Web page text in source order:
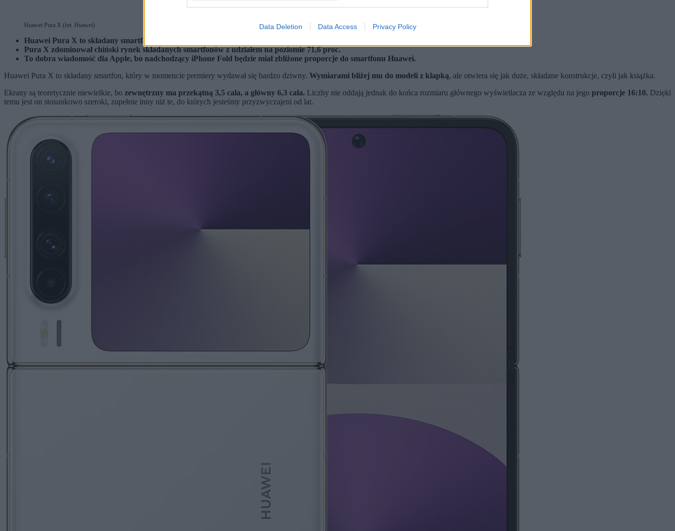
Data Deletion Data Access Privacy Policy
Huawei Pura X (fot. Huawei)
Huawei Pura X to składany smartfon o nietypowych proporcjach, który trafił na chiński rynek w kwietniu 2025 r.
Pura X zdominował chiński rynek składanych smartfonów z udziałem na poziomie 71,6 proc.
To dobra wiadomość dla Apple, bo nadchodzący iPhone Fold będzie miał zbliżone proporcje do smartfonu Huawei.
Huawei Pura X to składany smartfon, który w momencie premiery wydawał się bardzo dziwny. Wymiarami bliżej mu do modeli z klapką, ale otwiera się jak duże, składane konstrukcje, czyli jak książka.
Ekrany są teoretycznie niewielkie, bo zewnętrzny ma przekątną 3,5 cala, a główny 6,3 cala. Liczby nie oddają jednak do końca rozmiaru głównego wyświetlacza ze względu na jego proporcje 16:10. Dzięki
temu jest on stosunkowo szeroki, zupełnie inny niż te, do których jesteśmy przyzwyczajeni od lat.